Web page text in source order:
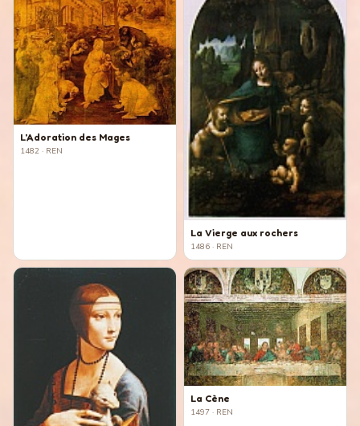
L'Adoration des Mages
1482 · REN
La Vierge aux rochers
1486 · REN
La Cène
1497 · REN